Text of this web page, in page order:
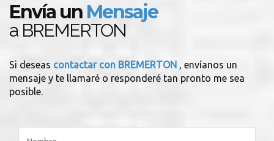
Envía un Mensaje
a BREMERTON
Si deseas contactar con BREMERTON , envíanos un
mensaje y te llamaré o responderé tan pronto me sea
posible.